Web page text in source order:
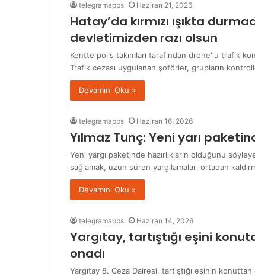
telegramapps Haziran 21, 2026
Hatay’da kırmızı ışıkta
devletimizden razı olsun
Kentte polis takımları tarafından drone'lu trafik
Trafik cezası uygulanan şoförler, grupların
Devamını Oku »
telegramapps Haziran 16, 2026
Yılmaz Tunç: Yeni yarı
Yeni yargı paketinde hazırlıkların olduğunu
sağlamak, uzun süren yargılamaları ortadan
Devamını Oku »
telegramapps Haziran 14, 2026
Yargıtay, tartıştığı eşini
onadı
Yargıtay 8. Ceza Dairesi, tartıştığı eşinin